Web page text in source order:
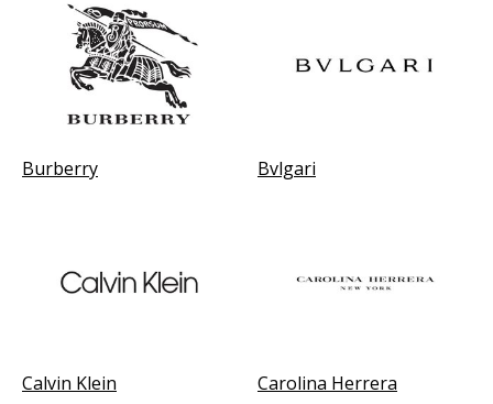
Burberry Bvlgari
Calvin Klein Carolina Herrera